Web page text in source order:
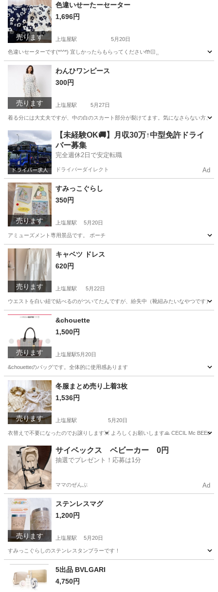
売ります
色違いせーたーセーター
1,696円
上塩屋駅 5月20日
色違いセーターです(*^^*) 宜しかったらもらってください🤲🏻⸒⸒
鹿児島 鹿児島市
売ります
わんひワンピース
300円
上塩屋駅 5月27日
着る分には大丈夫ですが、中の白のスカート部分が裂けてます。気になさらない方、直
鹿児島市 上塩屋駅 ワンピース
【未経験OK🚚】月収30万↑中型免許ドライ
バー募集
完全週休2日で安定転職
ドライバーダイレクト Ad
売ります
すみっこぐらし
350円
上塩屋駅 5月20日
アミューズメント専用景品です。 ポーチ
鹿児島 鹿児島市 上塩屋駅
売ります
キャベツ ドレス
620円
上塩屋駅 5月22日
ウエストを白い紐で結べるのがついてたんですが、紛失中（靴紐みたいなやつです）
鹿児島 鹿児島市
売ります
&chouette
1,500円
上塩屋駅5月20日
&chouetteのバッグです。全体的に使用感あります
鹿児島 鹿児島市 上塩屋駅 バッグ
売ります
冬服まとめ売り上着3枚
1,536円
上塩屋駅 5月20日
衣替えで不要になったのでお譲りします💓‪ よろしくお願いします🙏 CECIL Mc BEEの
鹿児島 鹿児島市 上塩屋駅 服/ファッション 画像
サイベックス ベビーカー 0円
抽選でプレゼント！応募は1分
ママのぜんぶ Ad
売ります
ステンレスマグ
1,200円
上塩屋駅 5月20日
すみっこぐらしのステンレスタンブラーです！
鹿児島 鹿児島市5出品 BVLGARI
4,750円